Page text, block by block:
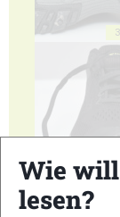
3
5
Wie
lesen?